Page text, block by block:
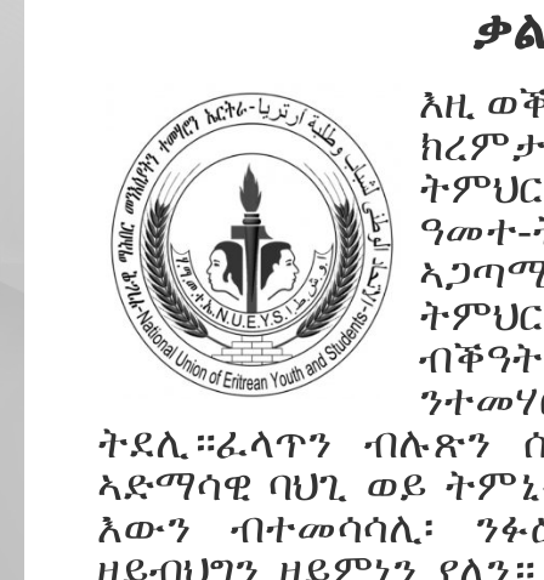
እዚ
ትደሊ።ፈላጥን ብሉጽን
ኣድማሳዊ ባህጊ ወይ
እውን ብተመሳሳሊ፡
ዘይብህግን ዘይምነን